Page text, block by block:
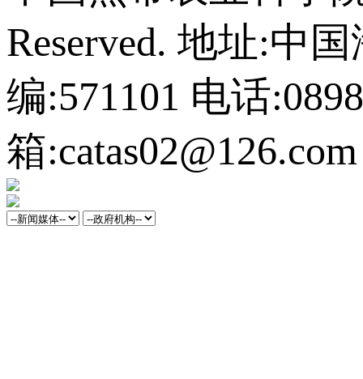
Reserved. 地址:中
编:571101 电话
箱:catas02@126.com